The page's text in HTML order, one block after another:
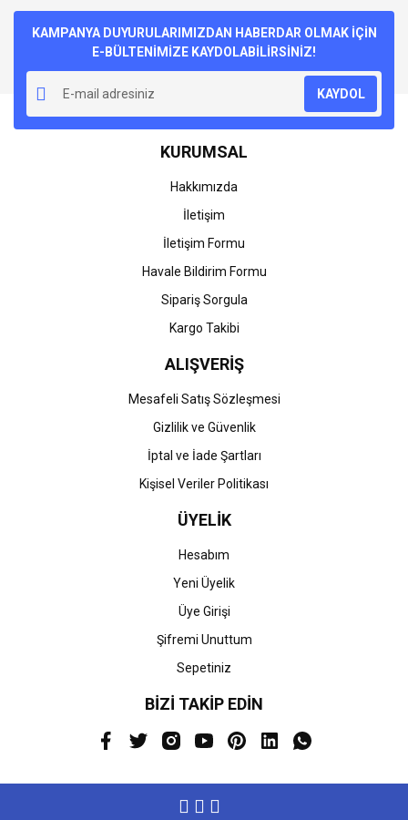
Yorum Yaz
kullanarak tarafımıza iletebilirsiniz.
Görüş ve önerileriniz için teşekkür ederiz.
Ürün resmi kalitesiz, bozuk veya görüntülenemiyor.
Ürün açıklamasında eksik bilgiler bulunuyor.
Ürün bilgilerinde hatalar bulunuyor.
Ürün fiyatı diğer sitelerden daha pahalı.
Gönder
KAMPANYA DUYURULARIMIZDAN HABERDAR OLMAK İÇİN
E-BÜLTENİMİZE KAYDOLABİLİRSİNİZ!
KAYDOL
KURUMSAL
Hakkımızda
İletişim
İletişim Formu
Havale Bildirim Formu
Sipariş Sorgula
Kargo Takibi
ALIŞVERİŞ
Mesafeli Satış Sözleşmesi
Gizlilik ve Güvenlik
İptal ve İade Şartları
Kişisel Veriler Politikası
ÜYELİK
Hesabım
Yeni Üyelik
Üye Girişi
Şifremi Unuttum
Sepetiniz
BİZİ TAKİP EDİN